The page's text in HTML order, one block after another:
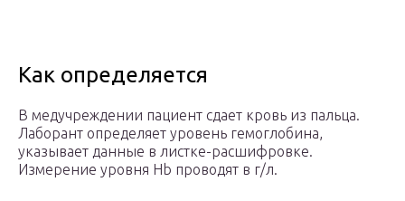
Как определяется
В медучреждении пациент сдает кровь из пальца.
Лаборант определяет уровень гемоглобина,
указывает данные в листке-расшифровке.
Измерение уровня Hb проводят в г/л.